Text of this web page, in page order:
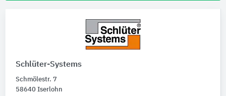
Schlüter-Systems
Schmölestr. 7
58640 Iserlohn